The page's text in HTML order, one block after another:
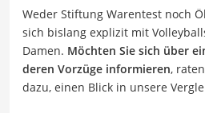
Weder Stiftung Warentest noch
sich bislang explizit mit
Damen. Möchten Sie sich über
deren Vorzüge informieren,
dazu, einen Blick in unsere